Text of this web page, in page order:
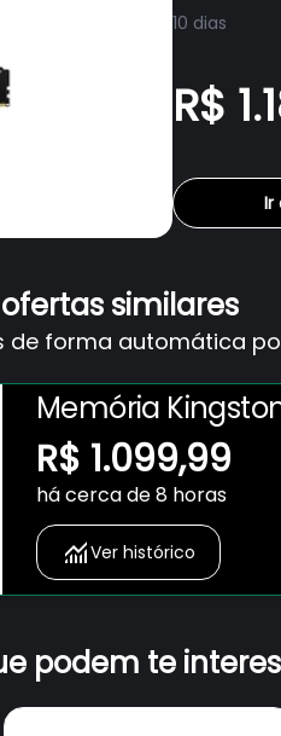
10 dias
R$
Ir
similares
forma automática
Memória
3200MHz, DDR4,
KF432C16BB1/16
R$ 1.099,99
há cerca de 8 horas
Ver histórico
podem te